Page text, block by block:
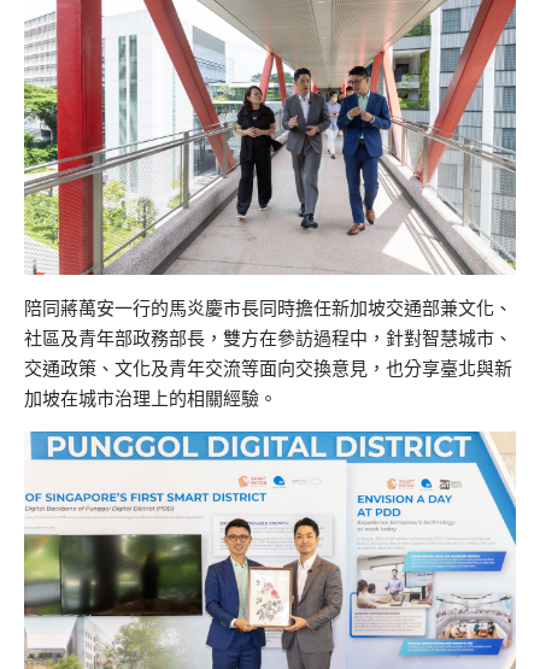
陪同蔣萬安一行的馬炎慶市長同時擔任新加坡交通部兼文化、
社區及青年部政務部長，雙方在參訪過程中，針對智慧城市、
交通政策、文化及青年交流等面向交換意見，也分享臺北與新
加坡在城市治理上的相關經驗。